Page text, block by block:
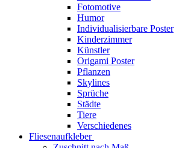
Fotomotive
Humor
Individualisierbare Poster
Kinderzimmer
Künstler
Origami Poster
Pflanzen
Skylines
Sprüche
Städte
Tiere
Verschiedenes
Fliesenaufkleber